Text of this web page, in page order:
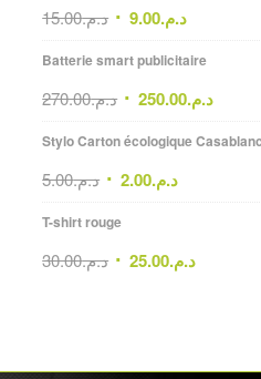
د.م.15.00 د.م.9.00
Batterie smart publicitaire
د.م.270.00 د.م.250.00
Stylo Carton écologique
د.م.5.00 د.م.2.00
T-shirt rouge
د.م.30.00 د.م.25.00